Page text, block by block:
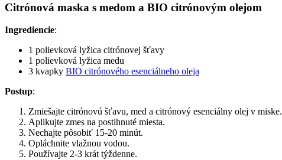
Citrónová maska s medom a BIO citrónovým olejom
Ingrediencie:
1 polievková lyžica citrónovej šťavy
1 polievková lyžica medu
3 kvapky BIO citrónového esenciálneho oleja
Postup:
Zmiešajte citrónovú šťavu, med a citrónový esenciálny olej v miske.
Aplikujte zmes na postihnuté miesta.
Nechajte pôsobiť 15-20 minút.
Opláchnite vlažnou vodou.
Používajte 2-3 krát týždenne.